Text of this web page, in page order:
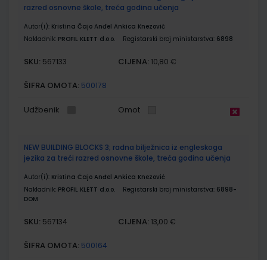
razred osnovne škole, treća godina učenja
Autor(i): Kristina Čajo Anđel Ankica Knezović
Nakladnik: PROFIL KLETT d.o.o. Registarski broj ministarstva: 6898
SKU: 567133 CIJENA: 10,80 €
ŠIFRA OMOTA: 500178
Udžbenik Omot
NEW BUILDING BLOCKS 3; radna bilježnica iz engleskoga
jezika za treći razred osnovne škole, treća godina učenja
Autor(i): Kristina Čajo Anđel Ankica Knezović
Nakladnik: PROFIL KLETT d.o.o. Registarski broj ministarstva: 6898-
DOM
SKU: 567134 CIJENA: 13,00 €
ŠIFRA OMOTA: 500164